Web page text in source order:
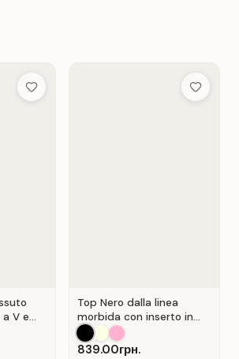
Add to Wish List
V e
Add to
Top Nero dalla linea
morbida con inserto in
pizzo traforato.
839.00грн.